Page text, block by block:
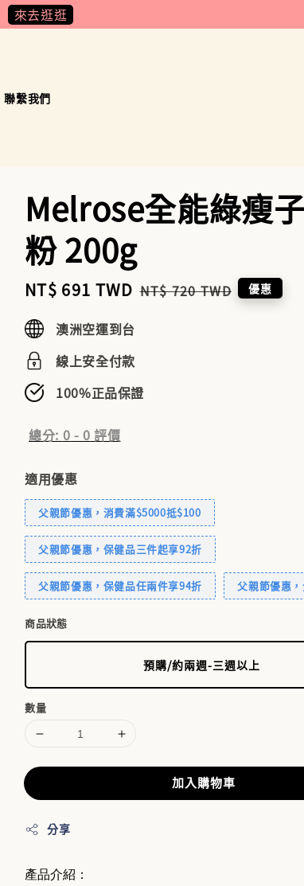
來去逛逛
聯繫我們
Melrose全能綠瘦
粉 200g
Sale
price
NT$ 691 TWD Regular
NT$ 720 TWD 優惠
澳洲空運到台
線上安全付款
100%正品保證
總分: 0 - 0 評價
適用優惠
父親節優惠，消費滿$5000抵$100
父親節優惠，保健品三件起享92折
父親節優惠，保健品任兩件享94折 父親節優惠
商品狀態
預購/約兩週-三週以上
數量
加入購物車
分享
產品介紹：